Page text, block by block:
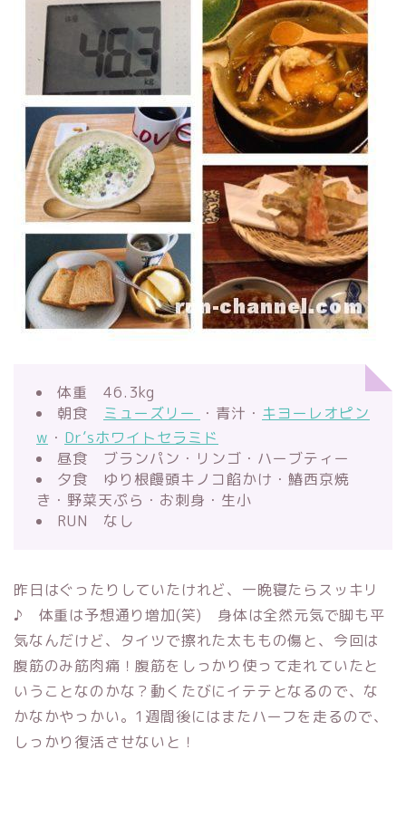
体重 46.3kg
朝食 ミューズリー ・青汁・ キヨーレオピン
w ・ Dr’sホワイトセラミド
昼食 ブランパン・リンゴ・ハーブティー
夕食 ゆり根饅頭キノコ餡かけ・鰆西京焼
き・野菜天ぷら・お刺身・生小
RUN なし
昨日はぐったりしていたけれど、一晩寝たらスッキリ
♪ 体重は予想通り増加(笑) 身体は全然元気で脚も平
気なんだけど、タイツで擦れた太ももの傷と、今回は
腹筋のみ筋肉痛！腹筋をしっかり使って走れていたと
いうことなのかな？動くたびにイテテとなるので、な
かなかやっかい。1週間後にはまたハーフを走るので、
しっかり復活させないと！